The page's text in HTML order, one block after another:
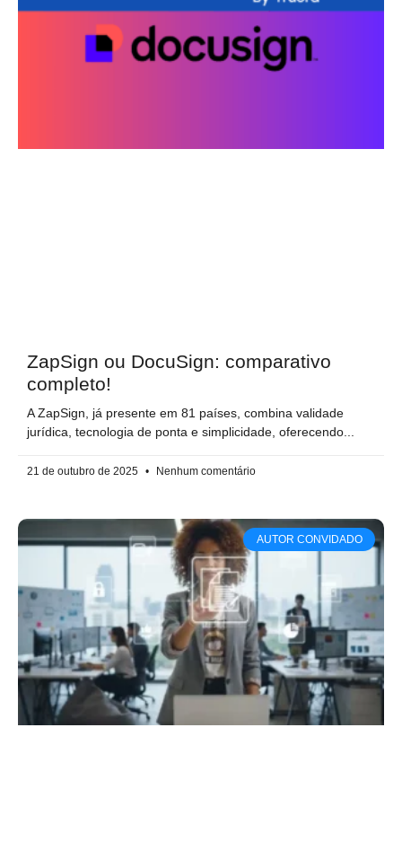
ZapSign ou DocuSign: comparativo
completo!
A ZapSign, já presente em 81 países, combina validade
jurídica, tecnologia de ponta e simplicidade, oferecendo
21 de outubro de 2025 Nenhum comentário
AUTOR CONVIDADO